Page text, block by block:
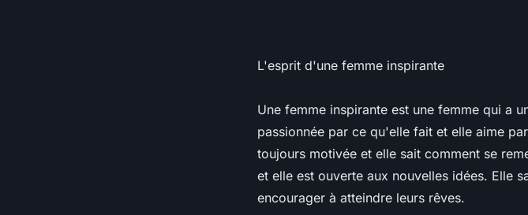
L'esprit d'une femme inspirante
Une femme inspirante est une femme qui a
passionnée par ce qu'elle fait et elle aime
toujours motivée et elle sait comment se
et elle est ouverte aux nouvelles idées. Elle
encourager à atteindre leurs rêves.